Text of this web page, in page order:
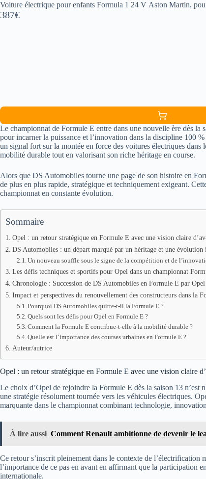
Voiture électrique pour enfants Formula 1 24 V Aston Martin,
387€
Le championnat de Formule E entre dans une nouvelle ère dès
pour incarner la puissance et l’innovation dans la discipline 100
un signal fort sur la montée en force des voitures électriques
mobilité durable tout en valorisant son riche héritage en course.
Alors que DS Automobiles tourne une page de son histoire en
de plus en plus rapide, stratégique et techniquement exigeant.
championnat en constante évolution.
Sommaire
Opel : un retour stratégique en Formule E avec une vision claire
DS Automobiles : un départ marqué par un héritage et une évolution
Un nouveau souffle sous le signe de la compétition et de
Les défis techniques et sportifs pour Opel dans un championnat
Chronologie : Succession de DS Automobiles en Formule E par Opel
Impact et perspectives du renouvellement des constructeurs dans la
Pourquoi DS Automobiles quitte-t-il la Formule E ?
Quels sont les défis pour Opel en Formule E ?
Comment la Formule E contribue-t-elle à la mobilité durable ?
Quelle est l’importance des courses urbaines en Formule E ?
Auteur/autrice
Opel : un retour stratégique en Formule E avec une vision claire
Le choix d’Opel de rejoindre la Formule E dès la saison 13
une stratégie résolument tournée vers les véhicules électriques.
marquante dans le championnat combinant technologie,
À lire aussi Comment Renault ambitionne de devenir le
Ce retour s’inscrit pleinement dans le contexte de
l’importance de ce pas en avant en affirmant que la participation
internationale.